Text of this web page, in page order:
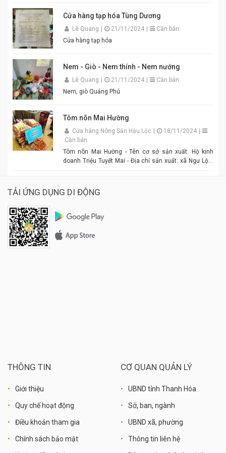
#BunDauMamTom #GiaViTruyenThong
#DacSanVietNam #TikTokShop #AnQuyThienHuong
Cửa hàng tạp hóa Tùng Dương
Lê Quang 21/11/2024
Cần bán
Cửa hàng tạp hóa
Nem - Giò - Nem thính - Nem nướng
Lê Quang 21/11/2024
Cần bán
Nem, giò Quảng Phú
Tôm nõn Mai Hường
Cửa hàng Nông Sản Hậu Lộc 18/11/2024
Cần bán
Tôm nõn Mai Hường - Tên cơ sở sản xuất: Hộ kinh
doanh Triệu Tuyết Mai - Địa chỉ sản xuất: xã Ngư Lộc,
Giá: 600.000 đồng - 1.500.000 đồng/tùy size
TẢI ỨNG DỤNG DI ĐỘNG
THÔNG TIN
Giới thiệu
Quy chế hoạt động
Điều khoản tham gia
Chính sách bảo mật
CƠ QUAN QUẢN LÝ
UBND tỉnh Thanh Hóa
Sở, ban, ngành
UBND xã, phường
Thông tin liên hệ